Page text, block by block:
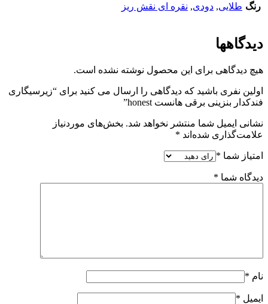
رنگ طلایی, دودی, نقره ای نقش ریز
دیدگاهها
هیچ دیدگاهی برای این محصول نوشته نشده است.
اولین نفری باشید که دیدگاهی را ارسال می کنید برای “زیرسیگاری
فندکدار بنزینی برقی هانست honest”
نشانی ایمیل شما منتشر نخواهد شد. بخش‌های موردنیاز
علامت‌گذاری شده‌اند *
امتیاز شما *
دیدگاه شما *
نام *
ایمیل *